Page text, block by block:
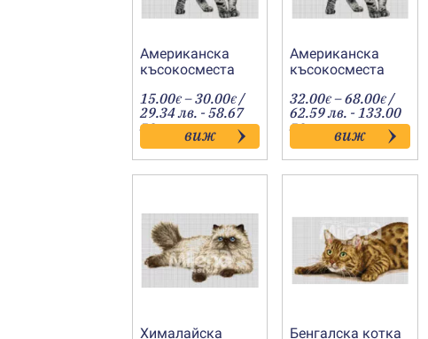
Американска
късокосместа
20191011
15.00€ –30.00€Price
range:
15.00€
through
30.00€
/
29.34 лв. - 58.67
лв. виж
Американска
късокосместа
20191041
32.00€ –68.00€Price
range:
32.00€
through
68.00€
/
62.59 лв. - 133.00
лв. виж
Хималайска
Бенгалска котка